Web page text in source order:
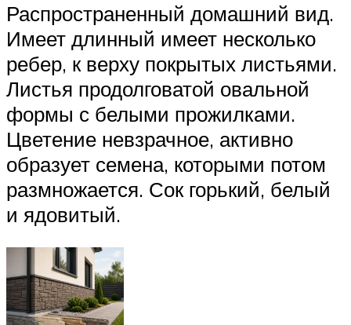
Распространенный домашний вид.
Имеет длинный имеет несколько
ребер, к верху покрытых листьями.
Листья продолговатой овальной
формы с белыми прожилками.
Цветение невзрачное, активно
образует семена, которыми потом
размножается. Сок горький, белый
и ядовитый.